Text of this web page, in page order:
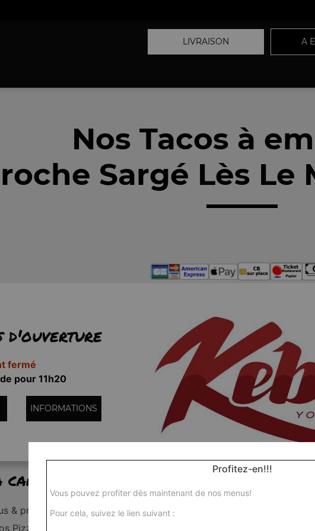
LIVRAISON A
Nos Tacos à
Sargé Lès Le
d'ouverture
fermé
pour 11h20
INFORMATIONS
& promos
Pizzas
Profitez-en!!!
Vous pouvez profiter dès maintenant de nos menus!
Pour cela, suivez le lien suivant :